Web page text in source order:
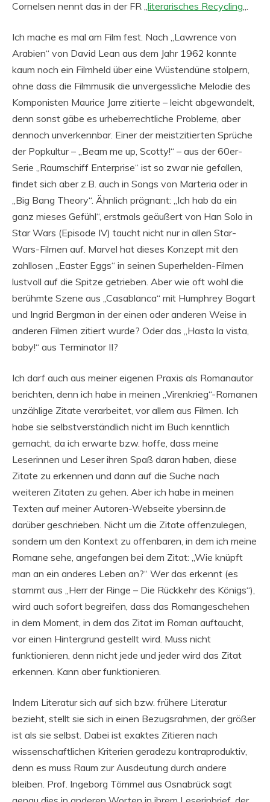
Cornelsen nennt das in der FR „ literarisches Recycling
Ich mache es mal am Film fest. Nach „Lawrence von
Arabien“ von David Lean aus dem Jahr 1962 konnte
kaum noch ein Filmheld über eine Wüstendüne stolpern,
ohne dass die Filmmusik die unvergessliche Melodie des
Komponisten Maurice Jarre zitierte – leicht abgewandelt,
denn sonst gäbe es urheberrechtliche Probleme, aber
dennoch unverkennbar. Einer der meistzitierten Sprüche
der Popkultur – „Beam me up, Scotty!“ – aus der 60er-
Serie „Raumschiff Enterprise“ ist so zwar nie gefallen,
findet sich aber z.B. auch in Songs von Marteria oder in
„Big Bang Theory“. Ähnlich prägnant: „Ich hab da ein
ganz mieses Gefühl“, erstmals geäußert von Han Solo in
Star Wars (Episode IV) taucht nicht nur in allen Star-
Wars-Filmen auf. Marvel hat dieses Konzept mit den
zahllosen „Easter Eggs“ in seinen Superhelden-Filmen
lustvoll auf die Spitze getrieben. Aber wie oft wohl die
berühmte Szene aus „Casablanca“ mit Humphrey Bogart
und Ingrid Bergman in der einen oder anderen Weise in
anderen Filmen zitiert wurde? Oder das „Hasta la vista,
baby!“ aus Terminator II?
Ich darf auch aus meiner eigenen Praxis als Romanautor
berichten, denn ich habe in meinen „Virenkrieg“-Romanen
unzählige Zitate verarbeitet, vor allem aus Filmen. Ich
habe sie selbstverständlich nicht im Buch kenntlich
gemacht, da ich erwarte bzw. hoffe, dass meine
Leserinnen und Leser ihren Spaß daran haben, diese
Zitate zu erkennen und dann auf die Suche nach
weiteren Zitaten zu gehen. Aber ich habe in meinen
Texten auf meiner Autoren-Webseite ybersinn.de
darüber geschrieben. Nicht um die Zitate offenzulegen,
sondern um den Kontext zu offenbaren, in dem ich meine
Romane sehe, angefangen bei dem Zitat: „Wie knüpft
man an ein anderes Leben an?“ Wer das erkennt (es
stammt aus „Herr der Ringe – Die Rückkehr des Königs“),
wird auch sofort begreifen, dass das Romangeschehen
in dem Moment, in dem das Zitat im Roman auftaucht,
vor einen Hintergrund gestellt wird. Muss nicht
funktionieren, denn nicht jede und jeder wird das Zitat
erkennen. Kann aber funktionieren.
Indem Literatur sich auf sich bzw. frühere Literatur
bezieht, stellt sie sich in einen Bezugsrahmen, der größer
ist als sie selbst. Dabei ist exaktes Zitieren nach
wissenschaftlichen Kriterien geradezu kontraproduktiv,
denn es muss Raum zur Ausdeutung durch andere
bleiben. Prof. Ingeborg Tömmel aus Osnabrück sagt